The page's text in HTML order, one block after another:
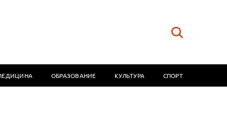
ОБРАЗОВАНИЕ КУЛЬТУРА СПОРТ